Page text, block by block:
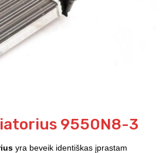
9550N8-3
yra beveik identiškas įprastam